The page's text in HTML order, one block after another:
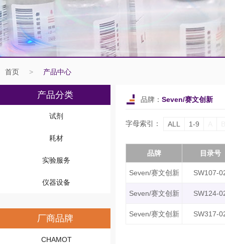
首页 > 产品中心
产品分类
试剂
耗材
实验服务
仪器设备
厂商品牌
CHAMOT
品牌： Seven/赛文创新
字母索引： ALL 1-9
品牌 目录号
Seven/赛文创新 SW107-
Seven/赛文创新 SW124-
Seven/赛文创新 SW317-